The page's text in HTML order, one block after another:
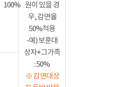
100% 원이 있을 경
우, 감면율
50%적용
-예) 보훈대
상자+그가족
: 50%
※ 감면대상